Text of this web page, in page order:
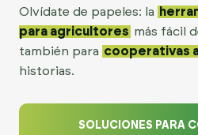
Olvídate de papeles: la
para agricultores más fácil
también para cooperativas
historias.
SOLUCIONES PARA